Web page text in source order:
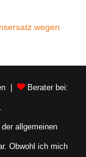
wegen
| Berater bei:
allgemeinen
Obwohl ich mich